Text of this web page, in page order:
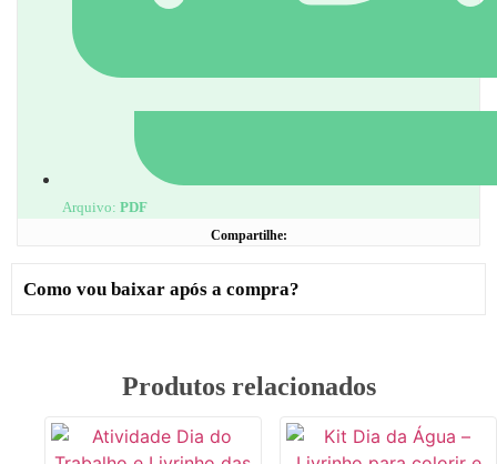
Arquivo: PDF
Compartilhe:
Como vou baixar após a compra?
Produtos relacionados